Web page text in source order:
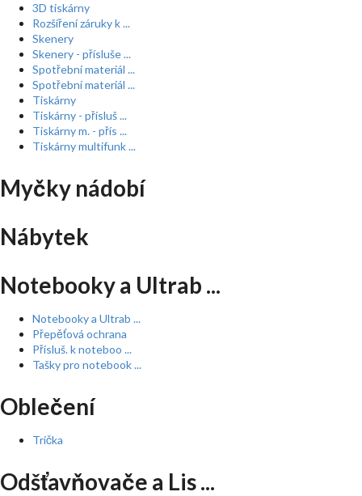
3D tiskárny
Rozšíření záruky k ...
Skenery
Skenery - přísluše ...
Spotřební materiál ...
Spotřební materiál ...
Tiskárny
Tiskárny - přísluš ...
Tiskárny m. - přís ...
Tiskárny multifunk ...
Myčky nádobí
Nábytek
Notebooky a Ultrab ...
Notebooky a Ultrab ...
Přepěťová ochrana
Přísluš. k noteboo ...
Tašky pro notebook ...
Oblečení
Trička
Odšťavňovače a Lis ...